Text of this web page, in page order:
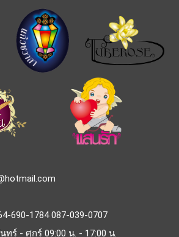
690-1784 087-039-0707
ร์ - ศุกร์ 09:00 น. - 17:00 น.